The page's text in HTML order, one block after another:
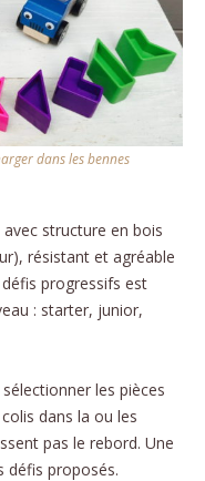
dans les bennes
structure en bois
résistant et agréable
progressifs est
: starter, junior,
les pièces
dans la ou les
pas le rebord. Une
défis proposés.